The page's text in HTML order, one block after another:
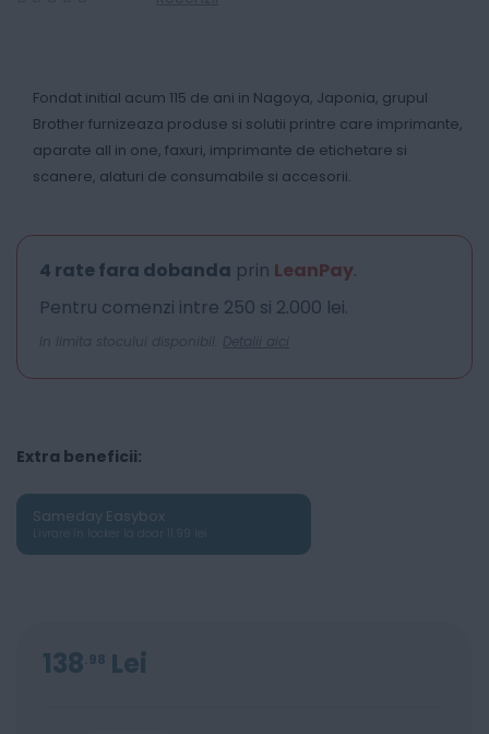
Fondat initial acum 115 de ani in Nagoya, Japonia, grupul
Brother furnizeaza produse si solutii printre care imprimante,
aparate all in one, faxuri, imprimante de etichetare si
scanere, alaturi de consumabile si accesorii.
4 rate fara dobanda prin LeanPay.
Pentru comenzi intre 250 si 2.000 lei.
In limita stocului disponibil. Detalii aici
Extra beneficii:
Sameday Easybox
138 98 Lei